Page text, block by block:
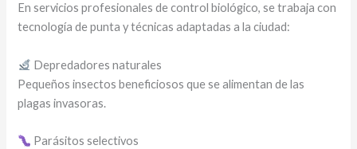
En servicios profesionales de control biológico, se trabaja con
tecnología de punta y técnicas adaptadas a la ciudad:
Depredadores naturales
Pequeños insectos beneficiosos que se alimentan de las
plagas invasoras.
Parásitos selectivos